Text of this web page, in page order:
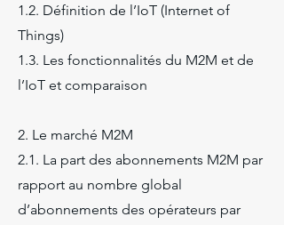
1.2. Définition de l’IoT (Internet of
Things)
1.3. Les fonctionnalités du M2M et de
l’IoT et comparaison
2. Le marché M2M
2.1. La part des abonnements M2M par
rapport au nombre global
d’abonnements des opérateurs par